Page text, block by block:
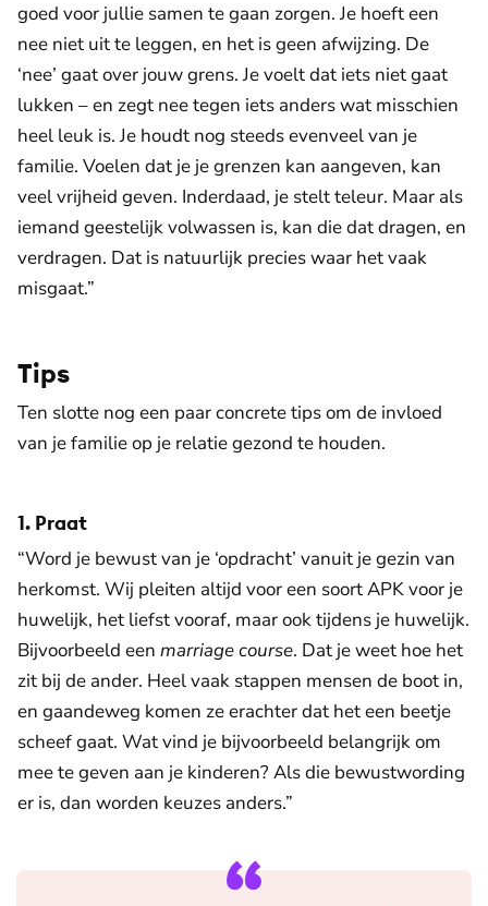
goed voor jullie samen te gaan zorgen. Je hoeft een
nee niet uit te leggen, en het is geen afwijzing. De
‘nee’ gaat over jouw grens. Je voelt dat iets niet gaat
lukken – en zegt nee tegen iets anders wat misschien
heel leuk is. Je houdt nog steeds evenveel van je
familie. Voelen dat je je grenzen kan aangeven, kan
veel vrijheid geven. Inderdaad, je stelt teleur. Maar als
iemand geestelijk volwassen is, kan die dat dragen, en
verdragen. Dat is natuurlijk precies waar het vaak
misgaat.”
Tips
Ten slotte nog een paar concrete tips om de invloed
van je familie op je relatie gezond te houden.
1. Praat
“Word je bewust van je ‘opdracht’ vanuit je gezin van
herkomst. Wij pleiten altijd voor een soort APK voor je
huwelijk, het liefst vooraf, maar ook tijdens je huwelijk.
Bijvoorbeeld een marriage course. Dat je weet hoe het
zit bij de ander. Heel vaak stappen mensen de boot in,
en gaandeweg komen ze erachter dat het een beetje
scheef gaat. Wat vind je bijvoorbeeld belangrijk om
mee te geven aan je kinderen? Als die bewustwording
er is, dan worden keuzes anders.”